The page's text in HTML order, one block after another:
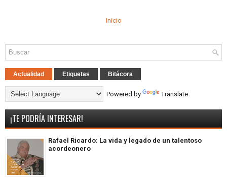
Inicio
Actualidad Etiquetas Bitácora
Powered by Translate
¡TE PODRÍA INTERESAR!
Rafael Ricardo: La vida y legado de un talentoso
acordeonero